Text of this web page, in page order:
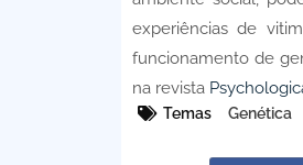
experiências de
funcionamento de
na revista
Temas Genética